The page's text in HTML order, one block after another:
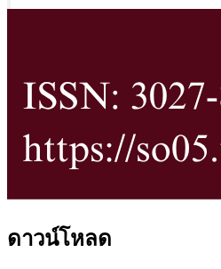
ดาวน์โหลด